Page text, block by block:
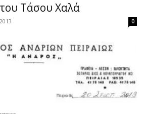
Τάσου Χαλά
0